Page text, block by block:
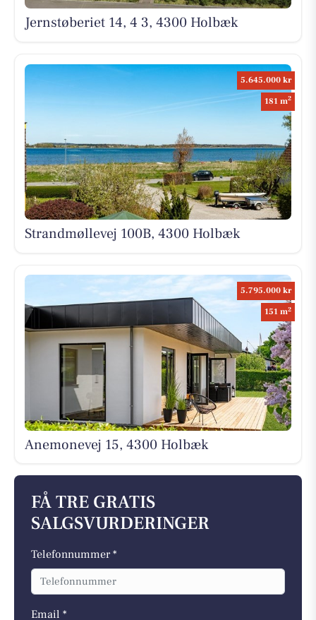
Jernstøberiet 14, 4 3, 4300 Holbæk
5.645.000 kr
181 m2
Strandmøllevej 100B, 4300 Holbæk
5.795.000 kr
151 m2
Anemonevej 15, 4300 Holbæk
FÅ TRE GRATIS
SALGSVURDERINGER
Telefonnummer *
Email *